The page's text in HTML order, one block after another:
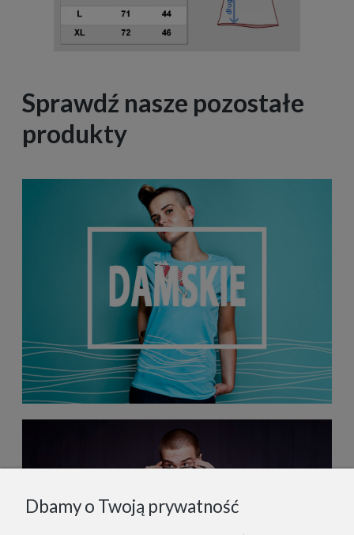
Sprawdź nasze pozostałe
produkty
Dbamy o Twoją prywatność